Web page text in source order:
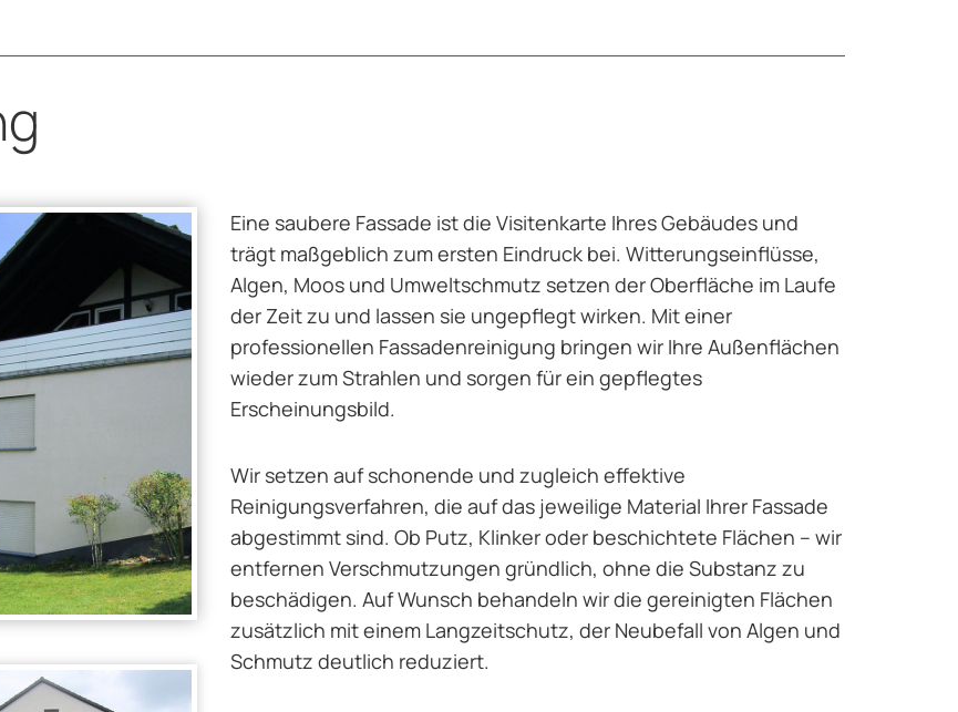
Eine saubere Fassade ist die Visitenkarte Ihres Gebäudes und
trägt maßgeblich zum ersten Eindruck bei. Witterungseinflüsse,
Algen, Moos und Umweltschmutz setzen der Oberfläche im Laufe
der Zeit zu und lassen sie ungepflegt wirken. Mit einer
professionellen Fassadenreinigung bringen wir Ihre Außenflächen
wieder zum Strahlen und sorgen für ein gepflegtes
Erscheinungsbild.
Wir setzen auf schonende und zugleich effektive
Reinigungsverfahren, die auf das jeweilige Material Ihrer Fassade
abgestimmt sind. Ob Putz, Klinker oder beschichtete Flächen – wir
entfernen Verschmutzungen gründlich, ohne die Substanz zu
beschädigen. Auf Wunsch behandeln wir die gereinigten Flächen
zusätzlich mit einem Langzeitschutz, der Neubefall von Algen und
Schmutz deutlich reduziert.